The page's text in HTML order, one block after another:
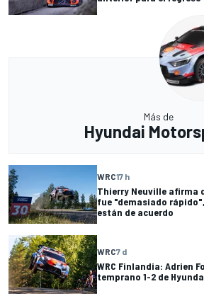
Más de
Hyundai
WRC17 h
Thierry Neuville afirma
fue "demasiado
están de acuerdo
WRC7 d
WRC Finlandia: Adrien
temprano 1-2 de